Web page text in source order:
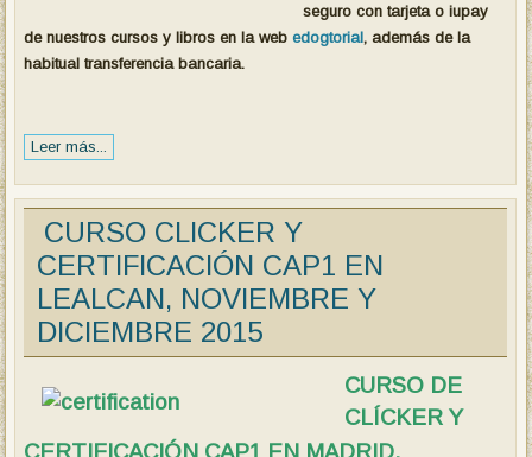
seguro con tarjeta o iupay
de nuestros cursos y libros en la web edogtorial, además de la
habitual transferencia bancaria.
Leer más...
CURSO CLICKER Y
CERTIFICACIÓN CAP1 EN
LEALCAN, NOVIEMBRE Y
DICIEMBRE 2015
CURSO DE
CLÍCKER Y
CERTIFICACIÓN CAP1 EN MADRID,